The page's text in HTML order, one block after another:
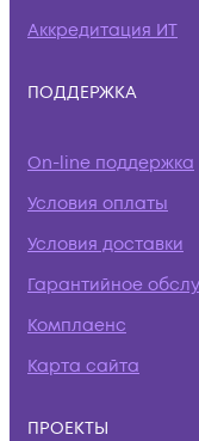
Аккредитация ИТ
ПОДДЕРЖКА
On-line поддержка
Условия оплаты
Условия доставки
Гарантийное
Комплаенс
Карта сайта
ПРОЕКТЫ